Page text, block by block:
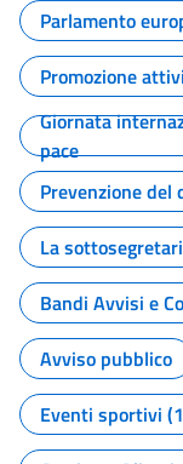
Parlamento
Promozione
Giornata
pace
Prevenzione del
La
Bandi Avvisi e
Avviso pubblico
Eventi sportivi